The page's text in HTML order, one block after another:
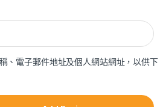
、電子郵件地址及個人網站網址，以供下